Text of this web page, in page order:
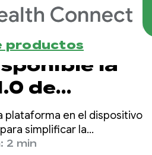
productos
la
de
Salud
plataforma en el dispositivo
simplificar la
de salud y
2 min